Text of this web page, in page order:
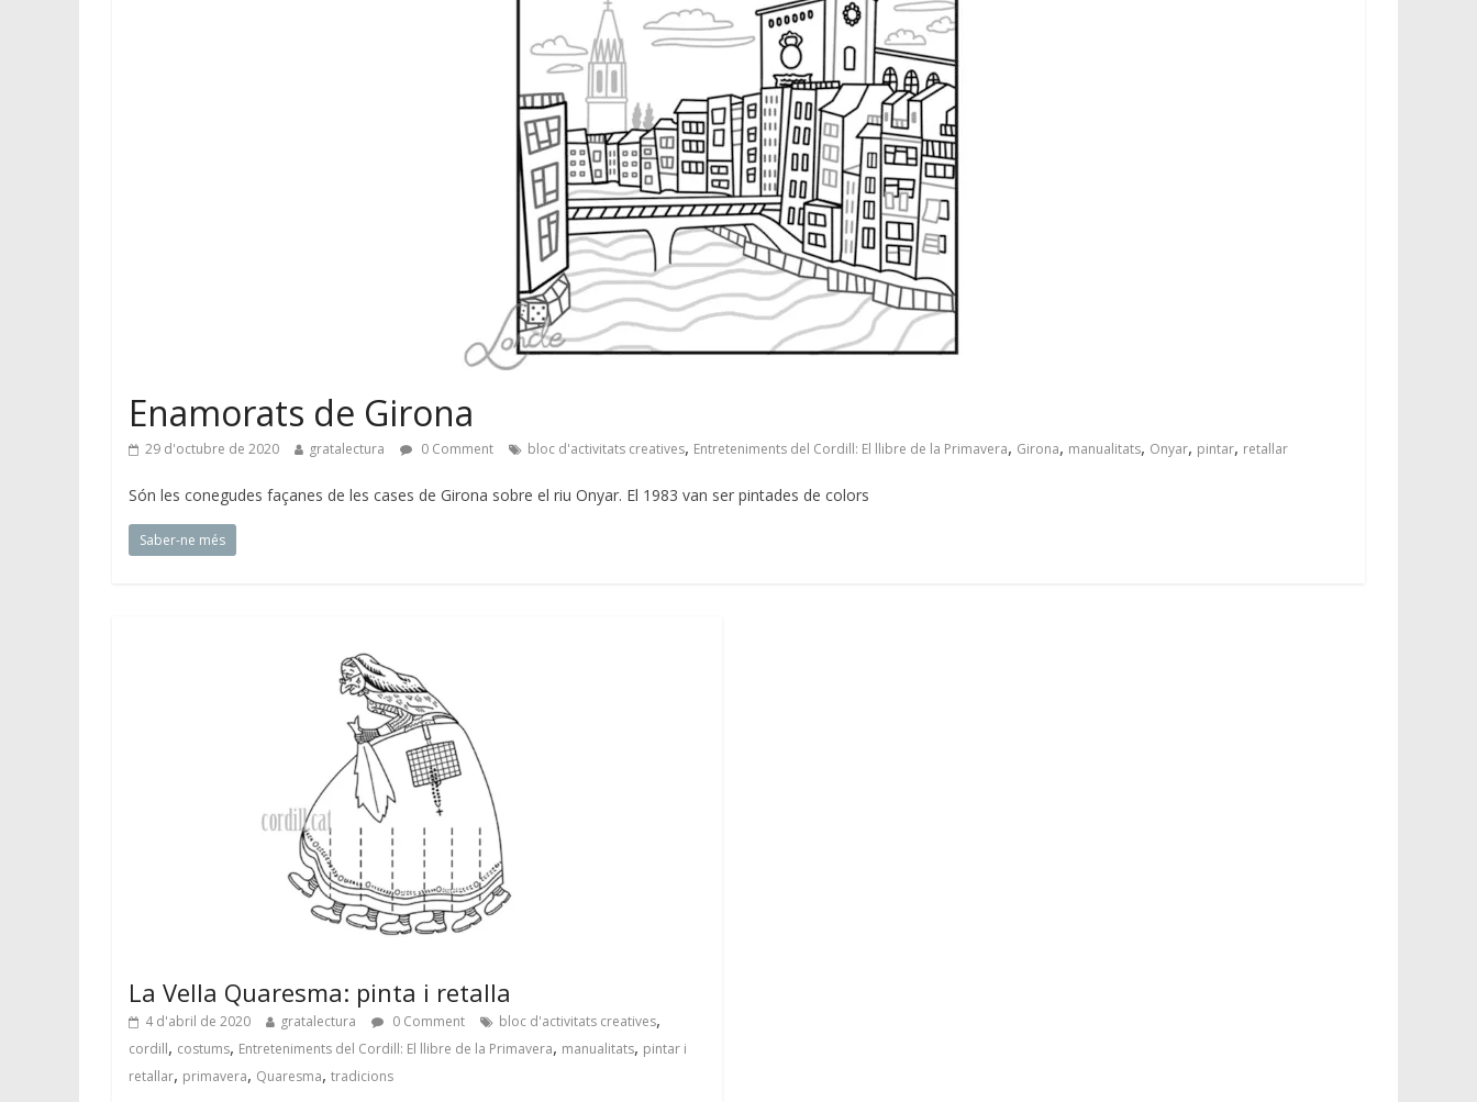
Enamorats de Girona
29 d'octubre de 2020 gratalectura 0 Comment bloc d'activitats creatives, Entreteniments del Cordill: El llibre de la Primavera, Girona, manualitats, Onyar, pintar, retallar
Són les conegudes façanes de les cases de Girona sobre el riu Onyar. El 1983 van ser pintades de colors
Saber-ne més
La Vella Quaresma: pinta i retalla
4 d'abril de 2020 gratalectura 0 Comment bloc d'activitats creatives,
cordill, costums, Entreteniments del Cordill: El llibre de la Primavera, manualitats, pintar i
retallar, primavera, Quaresma, tradicions